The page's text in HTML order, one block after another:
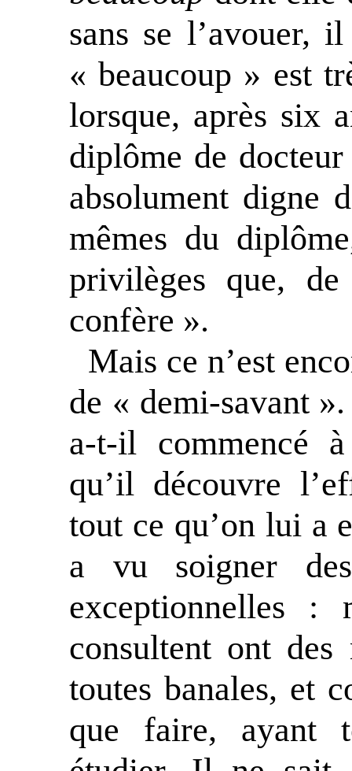
sans se l’avouer,
« beaucoup » est
lorsque, après six
diplôme de
absolument digne
mêmes du
privilèges que,
confère ».
Mais ce n’est
de « demi-savant
a-t-il commencé
qu’il découvre
tout ce qu’on lui a
a vu soigner
exceptionnelles
consultent ont des
toutes banales, et
que faire, ayant